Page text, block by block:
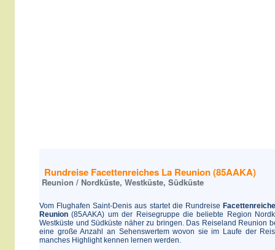
Rundreise Facettenreiches La Reunion (85AAKA)
Reunion / Nordküste, Westküste, Südküste
Vom Flughafen Saint-Denis aus startet die Rundreise
Reunion (85AAKA) um der Reisegruppe die beliebte Region
Westküste und Südküste näher zu bringen. Das Reiseland Reunion
eine große Anzahl an Sehenswertem wovon sie im Laufe der
manches Highlight kennen lernen werden.